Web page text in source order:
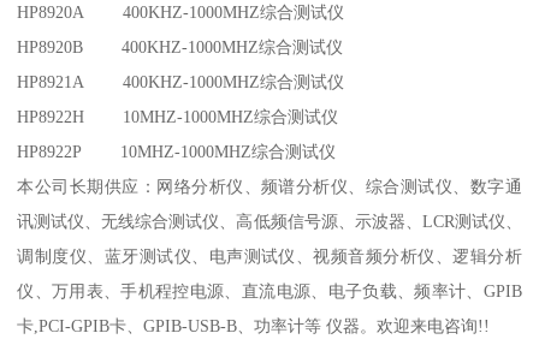
HP8920A 400KHZ-1000MHZ综合测试仪
HP8920B 400KHZ-1000MHZ综合测试仪
HP8921A 400KHZ-1000MHZ综合测试仪
HP8922H 10MHZ-1000MHZ综合测试仪
HP8922P 10MHZ-1000MHZ综合测试仪
本公司长期供应：网络分析仪、频谱分析仪、综合测试仪、数字通
讯测试仪、无线综合测试仪、高低频信号源、示波器、LCR测试仪、
调制度仪、蓝牙测试仪、电声测试仪、视频音频分析仪、逻辑分析
仪、万用表、手机程控电源、直流电源、电子负载、频率计、GPIB
卡,PCI-GPIB卡、GPIB-USB-B、功率计等 仪器。欢迎来电咨询!!